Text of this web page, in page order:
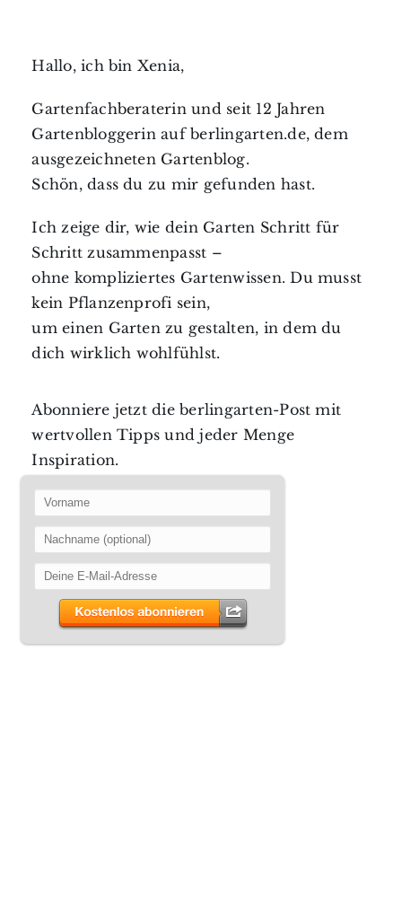
Hallo, ich bin Xenia,
Gartenfachberaterin und seit 12 Jahren
Gartenbloggerin auf berlingarten.de, dem
ausgezeichneten Gartenblog.
Schön, dass du zu mir gefunden hast.
Ich zeige dir, wie dein Garten Schritt für
Schritt zusammenpasst –
ohne kompliziertes Gartenwissen. Du musst
kein Pflanzenprofi sein,
um einen Garten zu gestalten, in dem du
dich wirklich wohlfühlst.
Abonniere jetzt die berlingarten-Post mit
wertvollen Tipps und jeder Menge
Inspiration.